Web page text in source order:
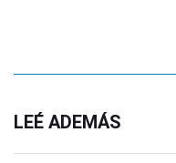
LEÉ ADEMÁS